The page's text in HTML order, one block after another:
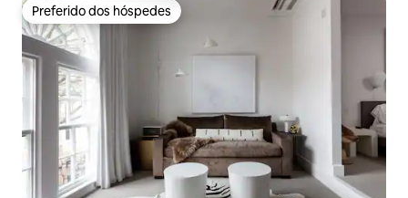
Preferido dos hóspedes
Preferido dos hóspedes